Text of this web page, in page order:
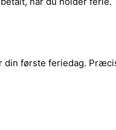
første feriedag.